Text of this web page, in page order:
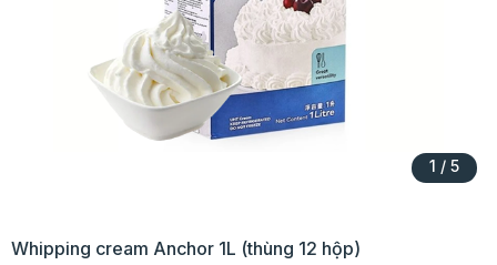
1 / 5
Whipping cream Anchor 1L (thùng 12 hộp)